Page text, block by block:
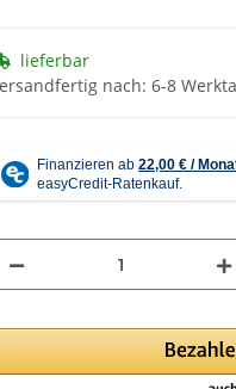
lieferbar
nach: 6-8